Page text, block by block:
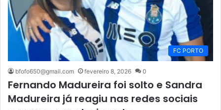
FC PORTO
bfofo650@gmail.com fevereiro 8, 2026 0
Fernando Madureira foi solto e Sandra
Madureira já reagiu nas redes sociais